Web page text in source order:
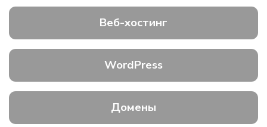
Веб-хостинг
WordPress
Домены